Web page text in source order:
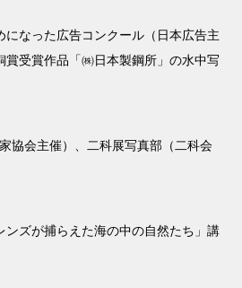
になった広告コンクール（日本広告主
賞受賞作品「㈱日本製鋼所」の水中写
協会主催）、二科展写真部（二科会
ンズが捕らえた海の中の自然たち」講